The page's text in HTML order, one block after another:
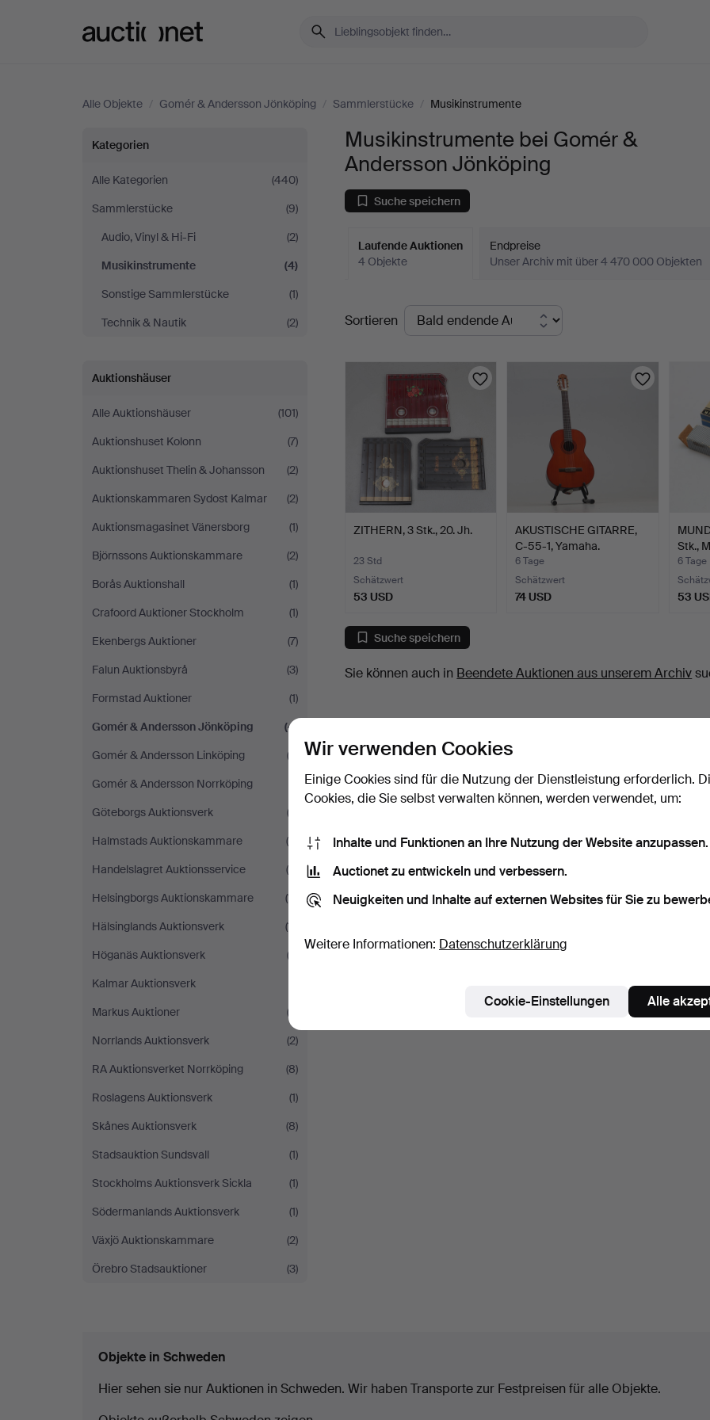
Alle Objekte / Gomér & Andersson Jönköping / Sammlerstücke / Musikinstrumente
Musikinstrumente
bei
Gomér
Andersson
Jönköping
Kategorien
Alle Kategorien
(440)
Sammlerstücke
(9)
Audio, Vinyl & Hi-Fi
(2)
Musikinstrumente
(4)
Sonstige Sammlerstücke
(1)
Technik & Nautik
(2)
Auktionshäuser
Alle Auktionshäuser
(101)
Auktionshuset Kolonn
(7)
Auktionshuset Thelin & Johansson
(2)
Auktionskammaren Sydost Kalmar
(2)
Auktionsmagasinet Vänersborg
(1)
Björnssons Auktionskammare
(2)
Borås Auktionshall
(1)
Crafoord Auktioner Stockholm
(1)
Ekenbergs Auktioner
(7)
Falun Auktionsbyrå
(3)
Formstad Auktioner
(1)
Gomér & Andersson Jönköping
(4)
Gomér & Andersson Linköping
(3)
Gomér & Andersson Norrköping
Göteborgs Auktionsverk
(2)
Halmstads Auktionskammare
(5)
Handelslagret Auktionsservice
(4)
Helsingborgs Auktionskammare
(11)
Hälsinglands Auktionsverk
(11)
Höganäs Auktionsverk
(3)
Kalmar Auktionsverk
Markus Auktioner
(2)
Norrlands Auktionsverk
(2)
RA Auktionsverket Norrköping
(8)
Roslagens Auktionsverk
(1)
Skånes Auktionsverk
(8)
Stadsauktion Sundsvall
(1)
Stockholms Auktionsverk Sickla
(1)
Södermanlands Auktionsverk
(1)
Växjö Auktionskammare
(2)
Örebro Stadsauktioner
(3)
Musikinstrumente bei Gomér &
Andersson Jönköping
Suche speichern
Laufende Auktionen
4 Objekte
Endpreise
Unser Archiv mit über 4 470 000 Objekten
Laufende
Auktionen
Sortieren
ZITHERN, 3 Stk., 20. Jh.
23 Std
Schätzwert
53 USD
AKUSTISCHE GITARRE,
C-55-1, Yamaha.
6 Tage
Schätzwert
74 USD
Stk.,
6 Tage
53
Suche speichern
Sie können auch in Beendete Auktionen aus unserem Archiv
Objekte in Schweden
Hier sehen sie nur Auktionen in Schweden. Wir haben Transporte zur Festpreisen für alle Objekte.
Wir verwenden Cookies
Einige Cookies sind für die Nutzung der Dienstleistung erforderlich.
Cookies, die Sie selbst verwalten können, werden verwendet, um:
Inhalte und Funktionen an Ihre Nutzung der Website anzupassen.
Auctionet zu entwickeln und verbessern.
Neuigkeiten und Inhalte auf externen Websites für Sie zu
Weitere Informationen: Datenschutzerklärung
Cookie-Einstellungen Alle